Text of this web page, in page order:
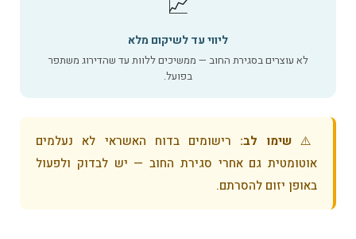
📈
ליווי עד לשיקום מלא
לא עוצרים בסגירת החוב — ממשיכים ללוות עד שהדירוג משתפר
בפועל.
⚠️שימו לב: רישומים בדוח האשראי לא נעלמים
אוטומטית גם אחרי סגירת החוב — יש לבדוק ולפעול
באופן יזום להסרתם.